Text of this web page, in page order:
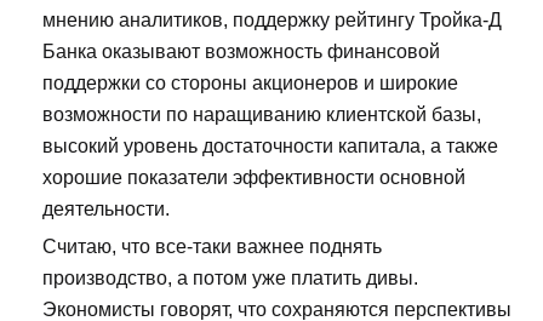
мнению аналитиков, поддержку рейтингу Тройка-Д
Банка оказывают возможность финансовой
поддержки со стороны акционеров и широкие
возможности по наращиванию клиентской базы,
высокий уровень достаточности капитала, а также
хорошие показатели эффективности основной
деятельности.
Считаю, что все-таки важнее поднять
производство, а потом уже платить дивы.
Экономисты говорят, что сохраняются перспективы